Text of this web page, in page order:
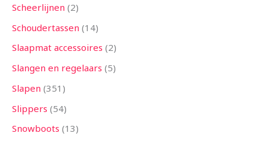
Scheerlijnen 2
Schoudertassen 14
Slaapmat accessoires 2
Slangen en regelaars 5
Slapen 351
Slippers 54
Snowboots 13